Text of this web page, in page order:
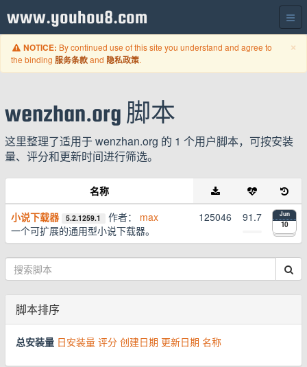
www.youhou8.com
×
NOTICE: By continued use of this site you understand and agree to
the binding 服务条款and 隐私政策.
wenzhan.org 脚本
这里整理了适用于 wenzhan.org 的 1 个用户脚本，可按安装
量、评分和更新时间进行筛选。
名称
小说下载器
5.2.1259.1 作者： max
一个可扩展的通用型小说下载器。
125046 91.7 Jun
10
脚本排序
总安装量 日安装量 评分 创建日期 更新日期 名称